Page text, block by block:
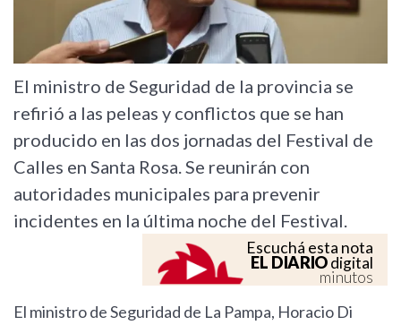
El ministro de Seguridad de la provincia se
refirió a las peleas y conflictos que se han
producido en las dos jornadas del Festival de
Calles en Santa Rosa. Se reunirán con
autoridades municipales para prevenir
incidentes en la última noche del Festival.
Escuchá esta nota
EL DIARIOdigital
minutos
El ministro de Seguridad de La Pampa, Horacio Di